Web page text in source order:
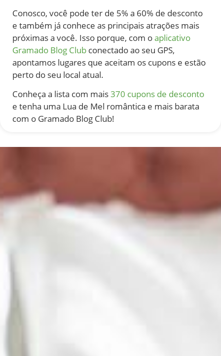
Conosco, você pode ter de 5% a 60% de desconto
e também já conhece as principais atrações mais
próximas a você. Isso porque, com oaplicativo
Gramado Blog Club conectado ao seu GPS,
apontamos lugares que aceitam os cupons e estão
perto do seu local atual.
Conheça a lista com mais370 cupons de desconto
e tenha uma Lua de Mel romântica e mais barata
com o Gramado Blog Club!